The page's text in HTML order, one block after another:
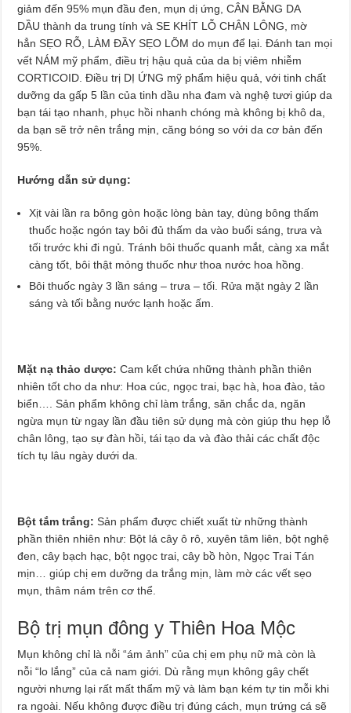
giảm đến 95% mụn đầu đen, mụn dị ứng, CÂN BẰNG DA
DẦU thành da trung tính và SE KHÍT LỖ CHÂN LÔNG, mờ
hẳn SẸO RỖ, LÀM ĐẦY SẸO LÕM do mụn để lại. Đánh tan mọi
vết NÁM mỹ phẩm, điều trị hậu quả của da bị viêm nhiễm
CORTICOID. Điều trị DỊ ỨNG mỹ phẩm hiệu quả, với tinh chất
dưỡng da gấp 5 lần của tinh dầu nha đam và nghệ tươi giúp da
bạn tái tạo nhanh, phục hồi nhanh chóng mà không bị khô da,
da bạn sẽ trở nên trắng mịn, căng bóng so với da cơ bản đến
95%.
Hướng dẫn sử dụng:
Xịt vài lần ra bông gòn hoặc lòng bàn tay, dùng bông thấm
thuốc hoặc ngón tay bôi đủ thấm da vào buổi sáng, trưa và
tối trước khi đi ngủ. Tránh bôi thuốc quanh mắt, càng xa mắt
càng tốt, bôi thật mỏng thuốc như thoa nước hoa hồng.
Bôi thuốc ngày 3 lần sáng – trưa – tối. Rửa mặt ngày 2 lần
sáng và tối bằng nước lạnh hoặc ấm.
Mặt nạ thảo dược: Cam kết chứa những thành phần thiên
nhiên tốt cho da như: Hoa cúc, ngọc trai, bạc hà, hoa đào, tảo
biển…. Sản phẩm không chỉ làm trắng, săn chắc da, ngăn
ngừa mụn từ ngay lần đầu tiên sử dụng mà còn giúp thu hẹp lỗ
chân lông, tạo sự đàn hồi, tái tạo da và đào thải các chất độc
tích tụ lâu ngày dưới da.
Bột tắm trắng: Sản phẩm được chiết xuất từ những thành
phần thiên nhiên như: Bột lá cây ô rô, xuyên tâm liên, bột nghệ
đen, cây bạch hạc, bột ngọc trai, cây bồ hòn, Ngọc Trai Tán
mịn… giúp chị em dưỡng da trắng mịn, làm mờ các vết sẹo
mụn, thâm nám trên cơ thể.
Bộ trị mụn đông y Thiên Hoa Mộc
Mụn không chỉ là nỗi “ám ảnh” của chị em phụ nữ mà còn là
nỗi “lo lắng” của cả nam giới. Dù rằng mụn không gây chết
người nhưng lại rất mất thẩm mỹ và làm bạn kém tự tin mỗi khi
ra ngoài. Nếu không được điều trị đúng cách, mụn trứng cá sẽ